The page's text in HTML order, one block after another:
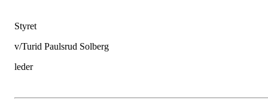
Styret
v/Turid Paulsrud Solberg
leder